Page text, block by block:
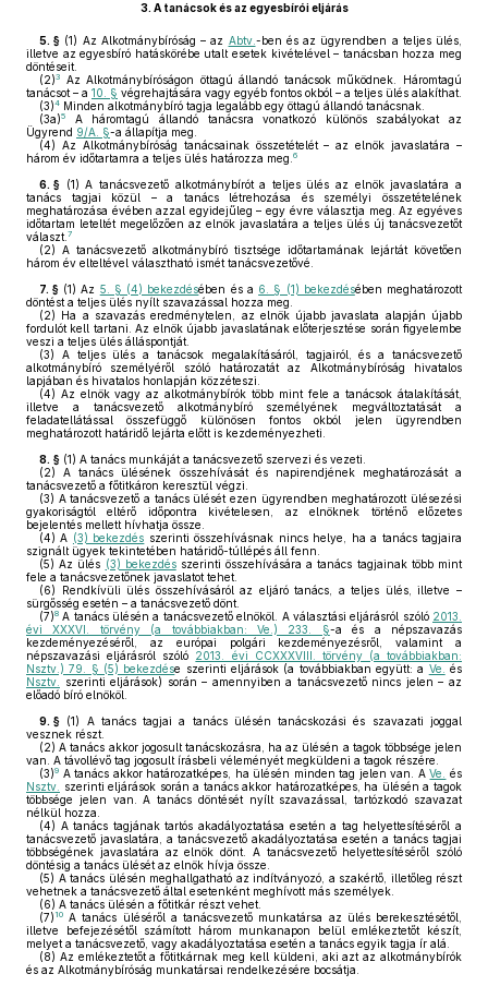
3. A tanácsok és az egyesbírói eljárás
5. § (1) Az Alkotmánybíróság – az Abtv. -ben és az ügyrendben a teljes ülés,
illetve az egyesbíró hatáskörébe utalt esetek kivételével – tanácsban hozza meg
döntéseit.
(2)3
Az Alkotmánybíróságon öttagú állandó tanácsok működnek. Háromtagú
tanácsot – a 10. § végrehajtására vagy egyéb fontos okból – a teljes ülés alakíthat.
(3)4 Minden alkotmánybíró tagja legalább egy öttagú állandó tanácsnak.
(3a)5
A háromtagú állandó tanácsra vonatkozó különös szabályokat az
Ügyrend 9/A. §-a állapítja meg.
(4) Az Alkotmánybíróság tanácsainak összetételét – az elnök javaslatára –
három év időtartamra a teljes ülés határozza meg. 6
6. § (1) A tanácsvezető alkotmánybírót a teljes ülés az elnök javaslatára a
tanács tagjai közül – a tanács létrehozása és személyi összetételének
meghatározása évében azzal egyidejűleg – egy évre választja meg. Az egyéves
időtartam leteltét megelőzően az elnök javaslatára a teljes ülés új tanácsvezetőt
választ. 7
(2) A tanácsvezető alkotmánybíró tisztsége időtartamának lejártát követően
három év elteltével választható ismét tanácsvezetővé.
7. § (1) Az 5. § (4) bekezdésében és a 6. § (1) bekezdésében meghatározott
döntést a teljes ülés nyílt szavazással hozza meg.
(2) Ha a szavazás eredménytelen, az elnök újabb javaslata alapján újabb
fordulót kell tartani. Az elnök újabb javaslatának előterjesztése során figyelembe
veszi a teljes ülés álláspontját.
(3) A teljes ülés a tanácsok megalakításáról, tagjairól, és a tanácsvezető
alkotmánybíró személyéről szóló határozatát az Alkotmánybíróság hivatalos
lapjában és hivatalos honlapján közzéteszi.
(4) Az elnök vagy az alkotmánybírók több mint fele a tanácsok átalakítását,
illetve a tanácsvezető alkotmánybíró személyének megváltoztatását a
feladatellátással összefüggő különösen fontos okból jelen ügyrendben
meghatározott határidő lejárta előtt is kezdeményezheti.
8. § (1) A tanács munkáját a tanácsvezető szervezi és vezeti.
(2) A tanács ülésének összehívását és napirendjének meghatározását a
tanácsvezető a főtitkáron keresztül végzi.
(3) A tanácsvezető a tanács ülését ezen ügyrendben meghatározott ülésezési
gyakoriságtól eltérő időpontra kivételesen, az elnöknek történő előzetes
bejelentés mellett hívhatja össze.
(4) A (3) bekezdés szerinti összehívásnak nincs helye, ha a tanács tagjaira
szignált ügyek tekintetében határidő-túllépés áll fenn.
(5) Az ülés (3) bekezdésszerinti összehívására a tanács tagjainak több mint
fele a tanácsvezetőnek javaslatot tehet.
(6) Rendkívüli ülés összehívásáról az eljáró tanács, a teljes ülés, illetve –
sürgősség esetén – a tanácsvezető dönt.
(7)8 A tanács ülésén a tanácsvezető elnököl. A választási eljárásról szóló 2013.
évi XXXVI. törvény (a továbbiakban: Ve.) 233. §-a és a népszavazás
kezdeményezéséről, az európai polgári kezdeményezésről, valamint a
népszavazási eljárásról szóló 2013. évi CCXXXVIII. törvény (a továbbiakban:
Nsztv.) 79. § (5) bekezdése szerinti eljárások (a továbbiakban együtt: a Ve.
és
Nsztv.
szerinti eljárások) során – amennyiben a tanácsvezető nincs jelen – az
előadó bíró elnököl.
9. § (1)
A tanács tagjai a tanács ülésén tanácskozási és szavazati joggal
vesznek részt.
(2) A tanács akkor jogosult tanácskozásra, ha az ülésén a tagok többsége jelen
van. A távollévő tag jogosult írásbeli véleményét megküldeni a tagok részére.
(3)9 A tanács akkor határozatképes, ha ülésén minden tag jelen van. AVe.
és
Nsztv.
szerinti eljárások során a tanács akkor határozatképes, ha ülésén a tagok
többsége jelen van. A tanács döntését nyílt szavazással, tartózkodó szavazat
nélkül hozza.
(4) A tanács tagjának tartós akadályoztatása esetén a tag helyettesítéséről a
tanácsvezető javaslatára, a tanácsvezető akadályoztatása esetén a tanács tagjai
többségének javaslatára az elnök dönt. A tanácsvezető helyettesítéséről szóló
döntésig a tanács ülését az elnök hívja össze.
(5) A tanács ülésén meghallgatható az indítványozó, a szakértő, illetőleg részt
vehetnek a tanácsvezető által esetenként meghívott más személyek.
(6) A tanács ülésén a főtitkár részt vehet.
(7) 10 A tanács üléséről a tanácsvezető munkatársa az ülés berekesztésétől,
illetve befejezésétől számított három munkanapon belül emlékeztetőt készít,
melyet a tanácsvezető, vagy akadályoztatása esetén a tanács egyik tagja ír alá.
(8) Az emlékeztetőt a főtitkárnak meg kell küldeni, aki azt az alkotmánybírók
és az Alkotmánybíróság munkatársai rendelkezésére bocsátja.